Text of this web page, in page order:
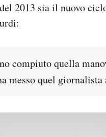
2013 sia il nuovo
compiuto quella
messo quel giornalista